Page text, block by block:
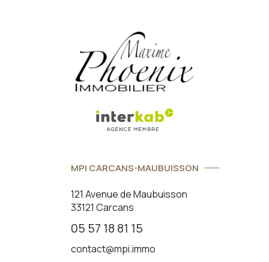
MPI CARCANS-MAUBUISSON
121 Avenue de Maubuisson
33121 Carcans
05 57 18 81 15
contact@mpi.immo